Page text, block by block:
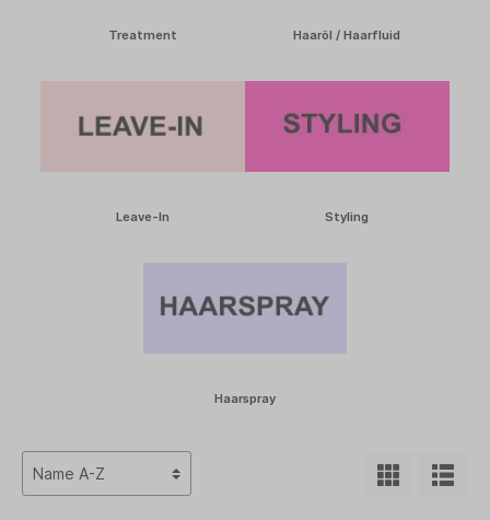
Treatment Haaröl / Haarfluid
Leave-In Styling
Haarspray